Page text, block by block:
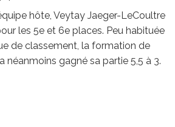
hôte, Veytay Jaeger-LeCoultre
les 5e et 6e places. Peu habituée
de classement, la formation de
néanmoins gagné sa partie 5,5 à 3.